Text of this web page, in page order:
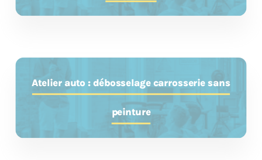
Atelier auto : débosselage carrosserie sans
peinture